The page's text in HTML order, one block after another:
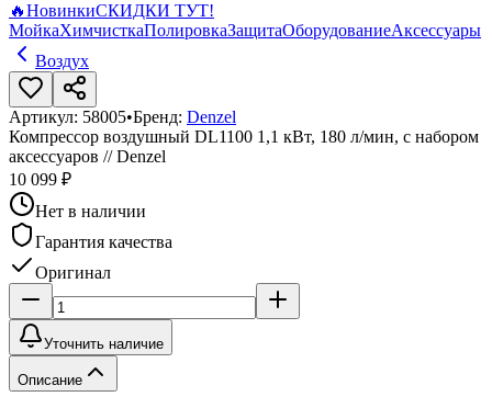
🔥НовинкиСКИДКИ ТУТ!
МойкаХимчисткаПолировкаЗащитаОборудованиеАксессуары
Воздух
Артикул: 58005•Бренд: Denzel
Компрессор воздушный DL1100 1,1 кВт, 180 л/мин, с набором
аксессуаров // Denzel
10 099 ₽
Нет в наличии
Гарантия качества
Оригинал
Уточнить наличие
Описание